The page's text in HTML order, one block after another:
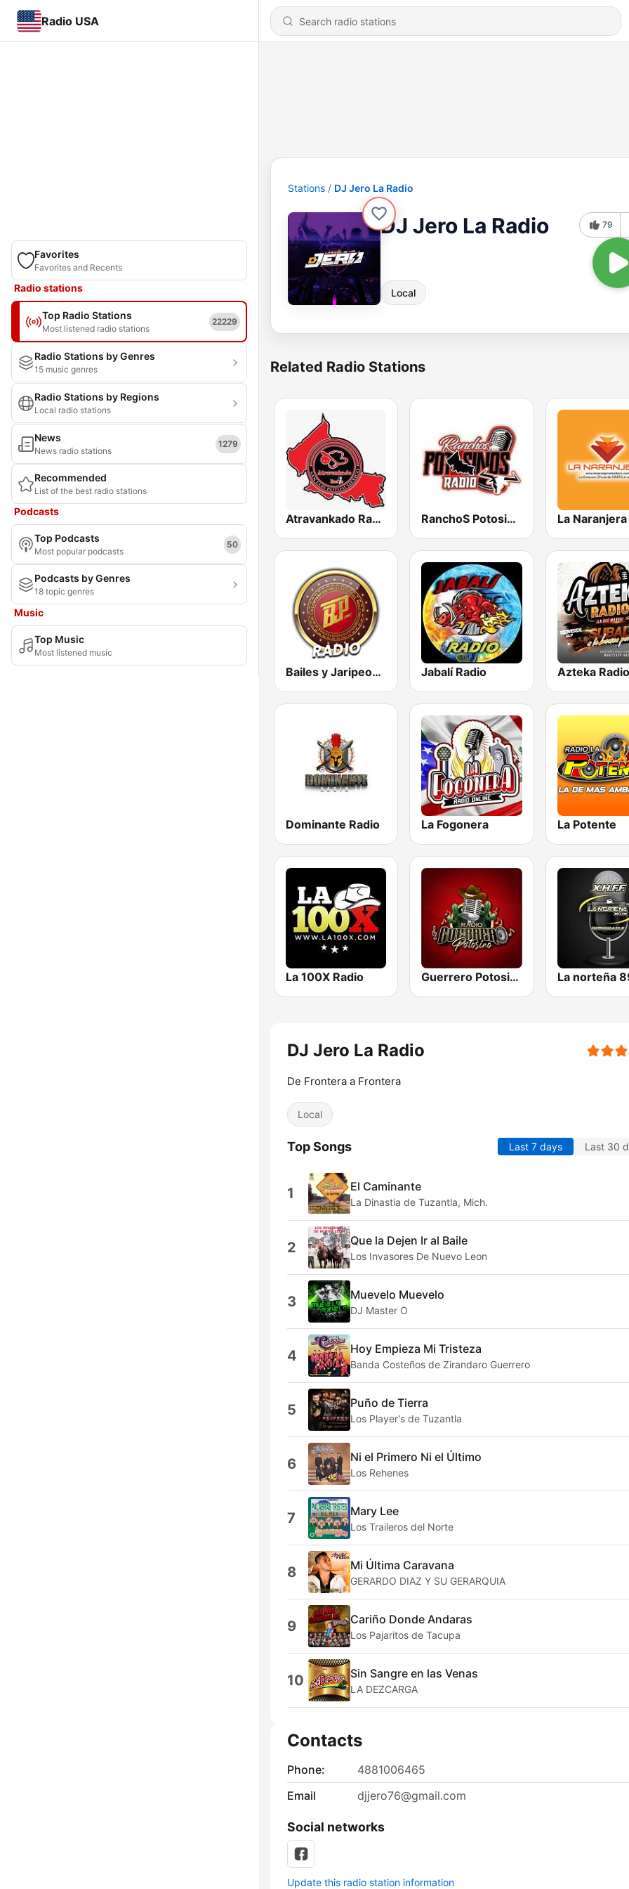
Radio USA
Favorites
Favorites and Recents
Radio stations
Top Radio Stations
Most listened radio stations
22229
Radio Stations by Genres
15 music genres
Radio Stations by Regions
Local radio stations
News
News radio stations
1279
Recommended
List of the best radio stations
Podcasts
Top Podcasts
Most popular podcasts
50
Podcasts by Genres
18 topic genres
Music
Top Music
Most listened music
Stations DJ Jero La Radio
DJ Jero La Radio
Local
79
Related Radio Stations
Atravankado Radio RanchoS PotosinoS Radio
Bailes y Jaripeos Potosinos Jabalí Radio Azteka Radio
Dominante Radio La Fogonera La Potente
La 100X Radio Guerrero Potosino Radio
DJ Jero La Radio
De Frontera a Frontera
Local
Top Songs Last 7 days Last 30
1 El Caminante
La Dinastia de Tuzantla, Mich.
2 Que la Dejen Ir al Baile
Los Invasores De Nuevo Leon
3 Muevelo Muevelo
DJ Master O
4 Hoy Empieza Mi Tristeza
Banda Costeños de Zirandaro Guerrero
5 Puño de Tierra
Los Player's de Tuzantla
6 Ni el Primero Ni el Último
Los Rehenes
7 Mary Lee
Los Traileros del Norte
8 Mi Última Caravana
GERARDO DIAZ Y SU GERARQUIA
9 Cariño Donde Andaras
Los Pajaritos de Tacupa
10 Sin Sangre en las Venas
LA DEZCARGA
Contacts
Phone:
4881006465
Email
djjero76@gmail.com
Social networks
Update this radio station information